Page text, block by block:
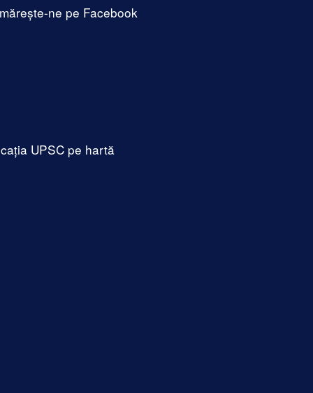
ne pe Facebook
UPSC pe hartă